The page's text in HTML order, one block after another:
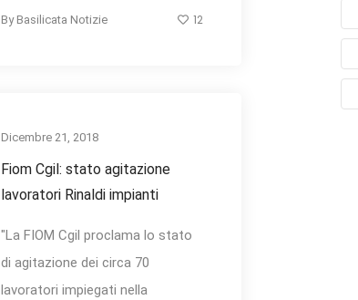
By Basilicata Notizie 12
Dicembre 21, 2018
Fiom Cgil: stato agitazione
lavoratori Rinaldi impianti
"La FIOM Cgil proclama lo stato
di agitazione dei circa 70
lavoratori impiegati nella